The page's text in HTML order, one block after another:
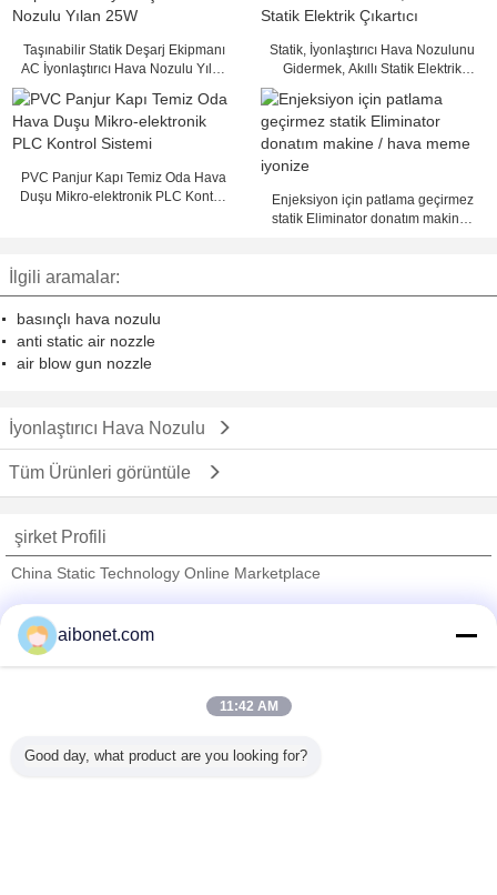
Taşınabilir Statik Deşarj Ekipmanı
AC İyonlaştırıcı Hava Nozulu Yılan
Statik, İyonlaştırıcı Hava Nozulunu
Gidermek, Akıllı Statik Elektrik
PVC Panjur Kapı Temiz Oda Hava
Duşu Mikro-elektronik PLC Kontrol
Enjeksiyon için patlama geçirmez
statik Eliminator donatım makine /
İlgili aramalar:
basınçlı hava nozulu
anti static air nozzle
air blow gun nozzle
İyonlaştırıcı Hava Nozulu
Tüm Ürünleri görüntüle
şirket Profili
China Static Technology Online Marketplace
Trust Seal
Tüm ürünler
aibonet.com
11:42 AM
Good day, what product are you looking for?